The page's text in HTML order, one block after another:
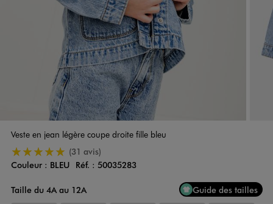
Veste en jean légère coupe droite fille bleu
5/5 de moyenne(31 avis)
Couleur
Couleur : BLEU Réf. : 50035283
Taille du 4A au 12A
Guide des tailles